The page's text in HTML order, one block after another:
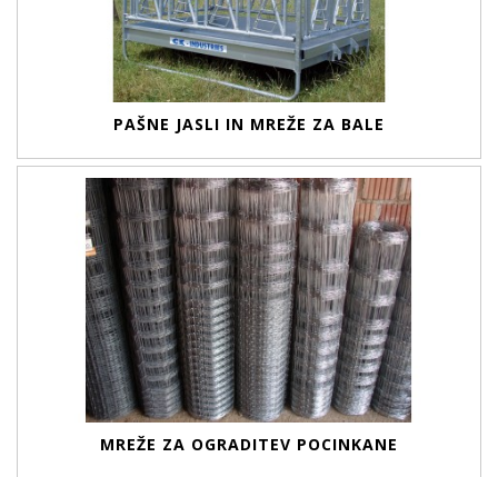
PAŠNE JASLI IN MREŽE ZA BALE
MREŽE ZA OGRADITEV POCINKANE